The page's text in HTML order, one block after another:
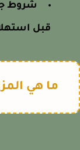
شروط
قبل
ما هي